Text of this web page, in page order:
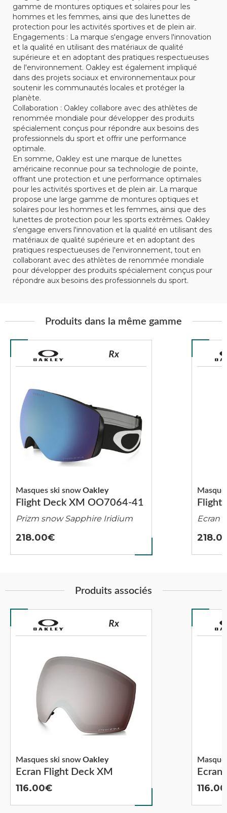
gamme de montures optiques et solaires pour les
hommes et les femmes, ainsi que des lunettes de
protection pour les activités sportives et de plein air.
Engagements : La marque s'engage envers l'innovation
et la qualité en utilisant des matériaux de qualité
supérieure et en adoptant des pratiques respectueuses
de l'environnement. Oakley est également impliqué
dans des projets sociaux et environnementaux pour
soutenir les communautés locales et protéger la
planète.
Collaboration : Oakley collabore avec des athlètes de
renommée mondiale pour développer des produits
spécialement conçus pour répondre aux besoins des
professionnels du sport et offrir une performance
optimale.
En somme, Oakley est une marque de lunettes
américaine reconnue pour sa technologie de pointe,
offrant une protection et une performance optimales
pour les activités sportives et de plein air. La marque
propose une large gamme de montures optiques et
solaires pour les hommes et les femmes, ainsi que des
lunettes de protection pour les sports extrêmes. Oakley
s'engage envers l'innovation et la qualité en utilisant des
matériaux de qualité supérieure et en adoptant des
pratiques respectueuses de l'environnement, tout en
collaborant avec des athlètes de renommée mondiale
pour développer des produits spécialement conçus pour
répondre aux besoins des professionnels du sport.
Produits dans la même gamme
Flight Deck XM OO7064-41
Masques ski snowOakley
Prizm snow Sapphire Iridium
218.00
Flight
Ecran
Produits associés
Ecran Flight Deck XM
Masques ski snowOakley
116.00 116.00